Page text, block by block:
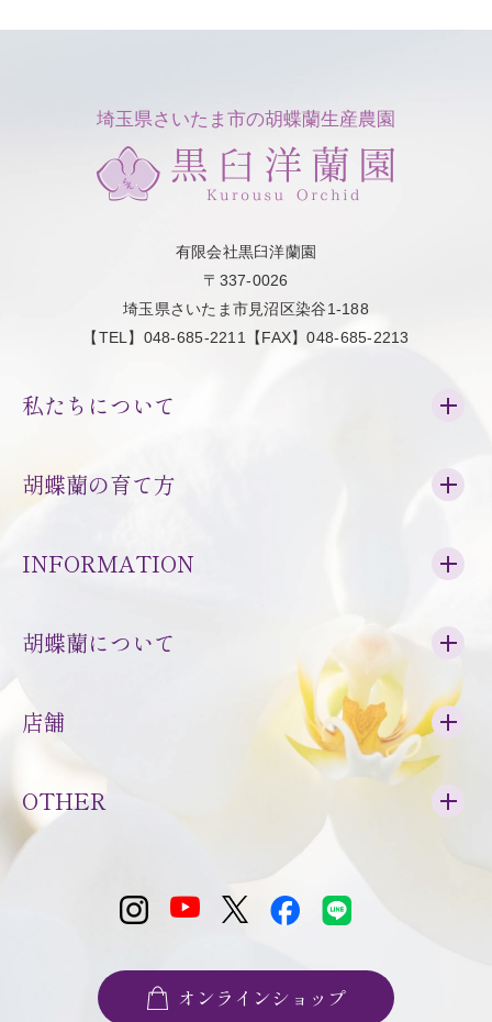
埼玉県さいたま市の胡蝶蘭生産農園
有限会社黒臼洋蘭園
〒337-0026
埼玉県さいたま市見沼区染谷1-188
【TEL】048-685-2211【FAX】048-685-2213
私たちについて
胡蝶蘭の育て方
INFORMATION
胡蝶蘭について
店舗
OTHER
オンラインショップ